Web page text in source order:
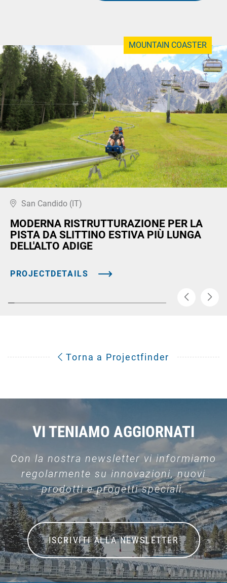
MOUNTAIN COASTER
San Candido (IT)
MODERNA RISTRUTTURAZIONE PER LA
PISTA DA SLITTINO ESTIVA PIÙ LUNGA
DELL'ALTO ADIGE
PROJECTDETAILS
Torna a Projectfinder
VI TENIAMO AGGIORNATI
Con la nostra newsletter vi informiamo
regolarmente su innovazioni, nuovi
prodotti e progetti speciali.
ISCRIVITI ALLA NEWSLETTER